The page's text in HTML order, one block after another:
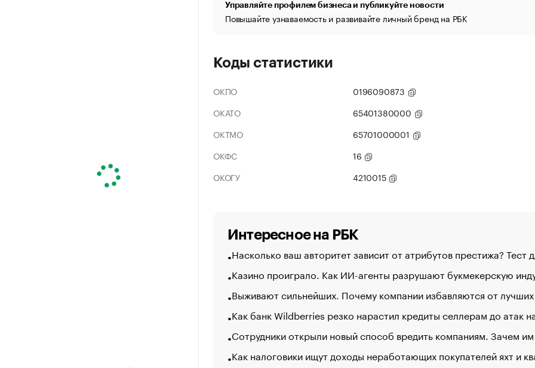
Управляйте профилем бизнеса и публикуйте новости
Повышайте узнаваемость и развивайте личный бренд на РБК
Коды статистики
ОКПО
0196090873
ОКАТО
65401380000
ОКТМО
65701000001
ОКФС
16
ОКОГУ
4210015
Интересное на РБК
Насколько ваш авторитет зависит от атрибутов престижа? Тест
Казино проиграло. Как ИИ-агенты разрушают букмекерскую
Выживают сильнейших. Почему компании избавляются от лучших
Как банк Wildberries резко нарастил кредиты селлерам до атак
Сотрудники открыли новый способ вредить компаниям. Зачем
Как налоговики ищут доходы неработающих покупателей яхт и